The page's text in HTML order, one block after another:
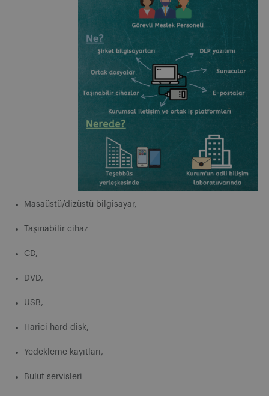
Masaüstü/dizüstü bilgisayar,
Taşınabilir cihaz
CD,
DVD,
USB,
Harici hard disk,
Yedekleme kayıtları,
Bulut servisleri